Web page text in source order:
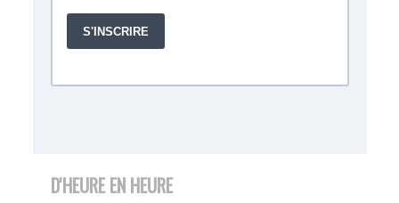
D'HEURE EN HEURE